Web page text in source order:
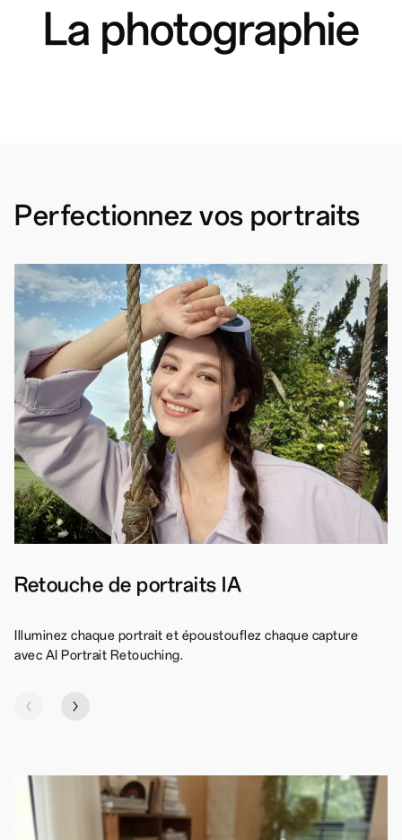
La photographie
Perfectionnez vos portraits
Retouche de portraits IA
Illuminez chaque portrait et époustouflez chaque capture
avec AI Portrait Retouching.